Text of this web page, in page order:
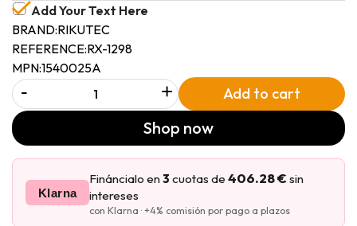
Add Your Text Here
BRAND:RIKUTEC
REFERENCE:RX-1298
MPN:1540025A
- + Add to cart
Shop now
Klarna
Fináncialo en3 cuotas de 406.28 € sin
intereses
con Klarna · +4% comisión por pago a plazos